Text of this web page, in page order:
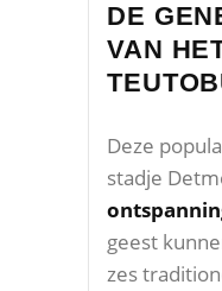
DE
VAN
Deze
stadje
geest
zes